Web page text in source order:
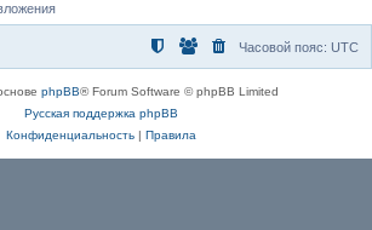
Часовой пояс: UTC
phpBB® Forum Software © phpBB Limited
Русская поддержка phpBB
Конфиденциальность| Правила